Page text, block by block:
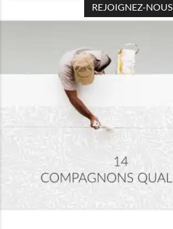
REJOIGNEZ-NOUS